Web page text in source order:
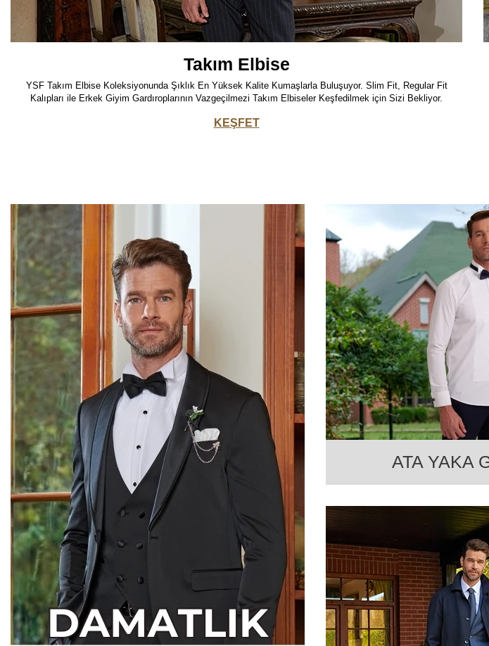
Takım Elbise
YSF Takım Elbise Koleksiyonunda Şıklık En Yüksek Kalite Kumaşlarla Buluşuyor. Slim Fit, Regular Fit
Kalıpları ile Erkek Giyim Gardıroplarının Vazgeçilmezi Takım Elbiseler Keşfedilmek için Sizi Bekliyor.
KEŞFET
ATA YAKA